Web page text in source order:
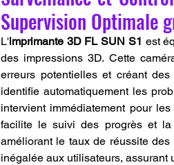
Supervision Optimale
L'imprimante 3D FL SUN S1 est
des impressions 3D. Cette
erreurs potentielles et créant
identifie automatiquement les
intervient immédiatement pour
facilite le suivi des progrès et la
améliorant le taux de réussite
inégalée aux utilisateurs, assurant